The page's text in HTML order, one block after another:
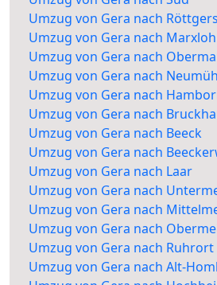
Umzug von Gera nach
Umzug von Gera nach Marxloh
Umzug von Gera nach
Umzug von Gera nach
Umzug von Gera nach
Umzug von Gera nach
Umzug von Gera nach Beeck
Umzug von Gera nach
Umzug von Gera nach Laar
Umzug von Gera nach
Umzug von Gera nach
Umzug von Gera nach
Umzug von Gera nach Ruhrort
Umzug von Gera nach Alt-